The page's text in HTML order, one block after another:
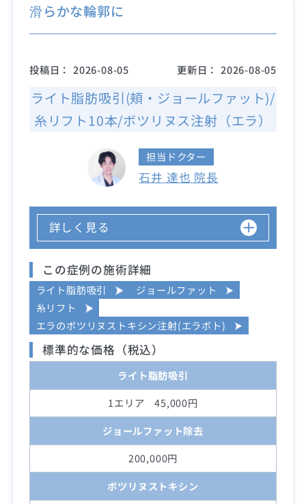
滑らかな輪郭に
投稿日： 2026-08-05 更新日： 2026-08-05
ライト脂肪吸引(頬・ジョールファット)/
糸リフト10本/ボツリヌス注射（エラ）
担当ドクター
石井 達也 院長
詳しく見る
この症例の施術詳細
ライト脂肪吸引
ジョールファット
糸リフト
エラのボツリヌストキシン注射(エラボト)
標準的な価格（税込）
ライト脂肪吸引
1エリア 45,000円
ジョールファット除去
200,000円
ボツリヌストキシン